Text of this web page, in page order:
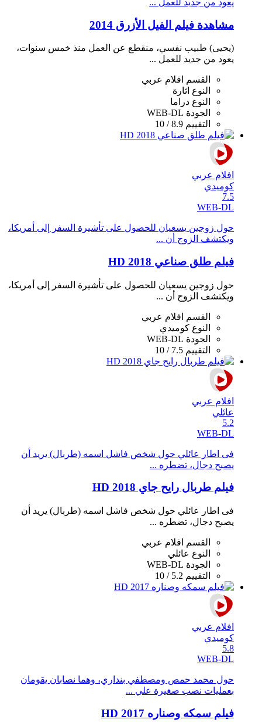
مشاهدة فيلم الفيل الأزرق 2014
(يحيى) طبيب نفسي، منقطع عن العمل منذ خمس سنوات،
يعود من جديد للعمل ...
القسم
افلام عربي
النوع اثارة
النوع دراما
الجودة WEB-DL
التقييم 8.9 / 10
افلام عربي
كوميدي
7.5
WEB-DL
حول زوجين يسعيان للحصول على تأشيرة السفر إلى أمريكا،
ويكتشف الزوج أن ...
فيلم طلق صناعي 2018 HD
حول زوجين يسعيان للحصول على تأشيرة السفر إلى أمريكا،
ويكتشف الزوج أن ...
القسم
افلام عربي
النوع كوميدي
الجودة WEB-DL
التقييم 7.5 / 10
افلام عربي
عائلي
5.2
WEB-DL
فى اطار عائلي حول شخص فاشل اسمه (طربال) يريد أن
يصبح دجال، تضطره ...
فيلم طربال رايح جاي 2018 HD
فى اطار عائلي حول شخص فاشل اسمه (طربال) يريد أن
يصبح دجال، تضطره ...
القسم
افلام عربي
النوع عائلي
الجودة WEB-DL
التقييم 5.2 / 10
افلام عربي
كوميدي
5.8
WEB-DL
حول محمد حمص ومصطفي بنداري، وهما نصابان يقومان
بعمليات نصب صغيرة علي ...
فيلم سمكه وصناره 2017 HD